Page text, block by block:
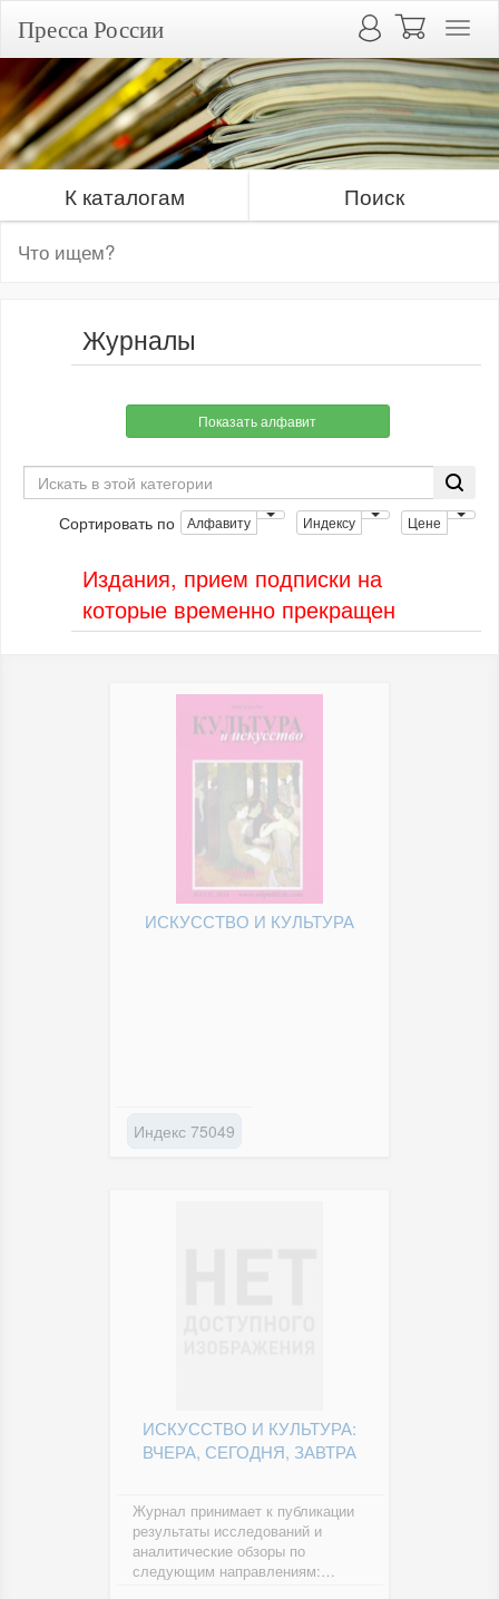
Пресса России
К каталогам Поиск
Журналы
Показать алфавит
Сортировать по Алфавиту Индексу Цене
Издания, прием подписки на
которые временно прекращен
ИСКУССТВО И КУЛЬТУРА
Индекс 75049
ИСКУССТВО И КУЛЬТУРА:
ВЧЕРА, СЕГОДНЯ, ЗАВТРА
Журнал принимает к публикации
результаты исследований и
аналитические обзоры по
следующим направлениям: